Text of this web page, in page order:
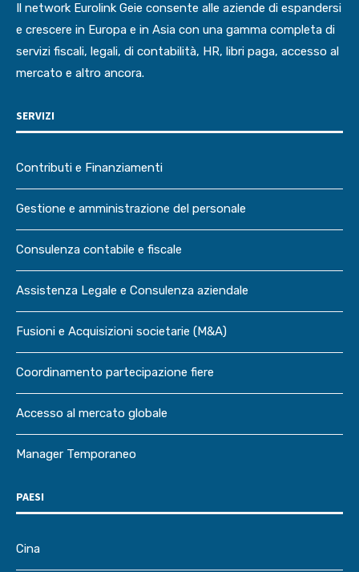
Il network Eurolink Geie consente alle aziende di espandersi
e crescere in Europa e in Asia con una gamma completa di
servizi fiscali, legali, di contabilità, HR, libri paga, accesso al
mercato e altro ancora.
SERVIZI
Contributi e Finanziamenti
Gestione e amministrazione del personale
Consulenza contabile e fiscale
Assistenza Legale e Consulenza aziendale
Fusioni e Acquisizioni societarie (M&A)
Coordinamento partecipazione fiere
Accesso al mercato globale
Manager Temporaneo
PAESI
Cina